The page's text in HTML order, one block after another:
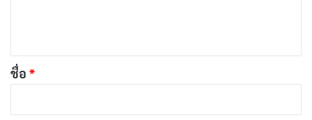
แวดล้อมเสนอ และให้กระทรวงมหาดไทยและกระทรวง
ศึกษาธิการให้ความร่วมมือ ในการดำเนินการด้วย
*
ชื่อ *